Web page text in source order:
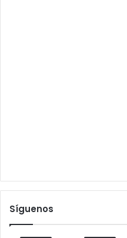
Síguenos